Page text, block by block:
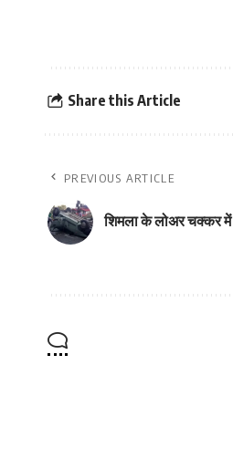
Share this Article
PREVIOUS ARTICLE
शिमला के लोअर चक्कर